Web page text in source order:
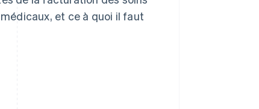
et ce à quoi il faut